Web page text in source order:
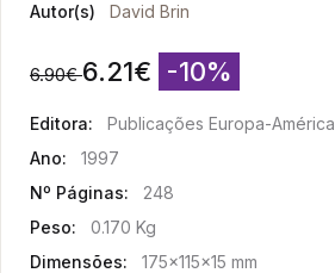
Autor(s) David Brin
6.90€ 6.21€ -10%
Editora:
Publicações Europa-América
Ano:
1997
Nº Páginas:
248
Peso:
0.170 Kg
Dimensões:
175x115x15 mm